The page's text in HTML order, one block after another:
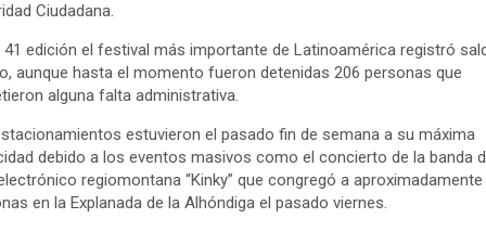
Ciudadana.
41 edición el festival más importante de Latinoamérica registró
aunque hasta el momento fueron detenidas 206 personas que
alguna falta administrativa.
estuvieron el pasado fin de semana a su máxima
debido a los eventos masivos como el concierto de la banda
regiomontana “Kinky” que congregó a
en la Explanada de la Alhóndiga el pasado viernes.